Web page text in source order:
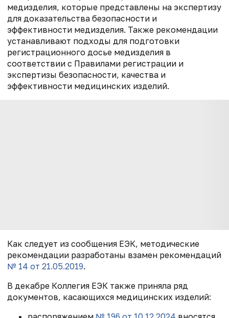
медизделия, которые представлены на экспертизу
для доказательства безопасности и
эффективности медизделия. Также рекомендации
устанавливают подходы для подготовки
регистрационного досье медизделия в
соответствии с Правилами регистрации и
экспертизы безопасности, качества и
эффективности медицинских изделий.
Как следует из сообщения ЕЭК, методические
рекомендации разработаны взамен рекомендаций
№ 14 от 21.05.2019.
В декабре Коллегия ЕЭК также приняла ряд
документов, касающихся медицинских изделий: